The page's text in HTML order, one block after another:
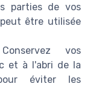
parties de vos
être utilisée
vos
et à l'abri de la
éviter les